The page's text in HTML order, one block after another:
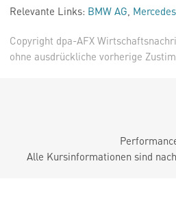
Relevante Links: BMW AG,
Copyright dpa-AFX
ohne ausdrückliche vorherige
Alle Kursinformationen sind